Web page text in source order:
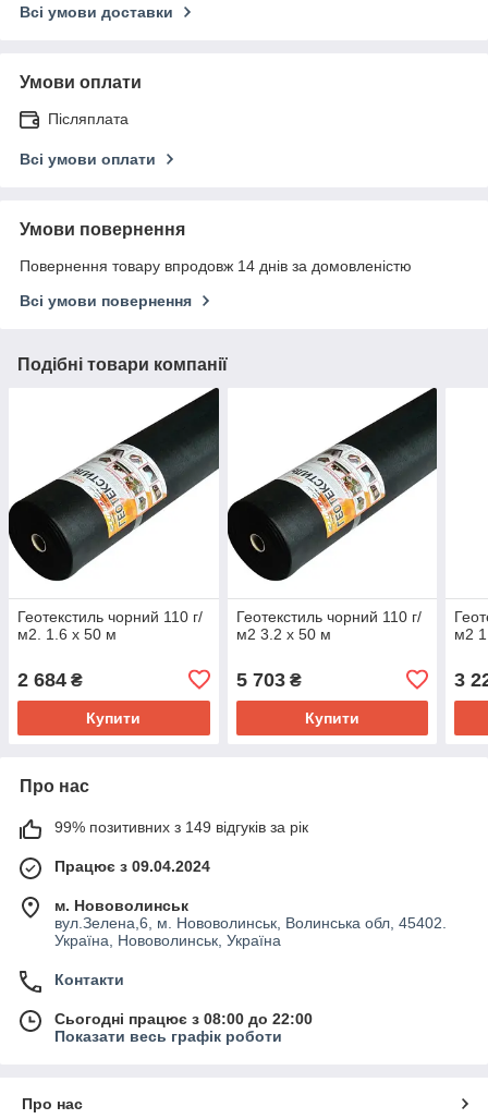
Всі умови доставки
Умови оплати
Післяплата
Всі умови оплати
Умови повернення
Повернення товару впродовж 14 днів за домовленістю
Всі умови повернення
Подібні товари компанії
Геотекстиль чорний 110 г/
м2. 1.6 х 50 м
2 684 ₴
Купити
Геотекстиль чорний 110 г/
м2 3.2 х 50 м
5 703₴
Купити
м2
3
Про нас
99% позитивних з 149 відгуків за рік
Працює з 09.04.2024
м. Нововолинськ
вул.Зелена,6, м. Нововолинськ, Волинська обл, 45402.
Україна, Нововолинськ, Україна
Контакти
Сьогодні працює з 08:00 до 22:00
Показати весь графік роботи
Про нас